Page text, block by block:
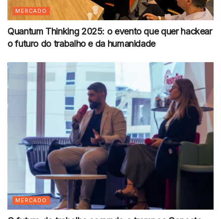
MERCADO
Quantum Thinking 2025: o evento que quer hackear
o futuro do trabalho e da humanidade
MERCADO